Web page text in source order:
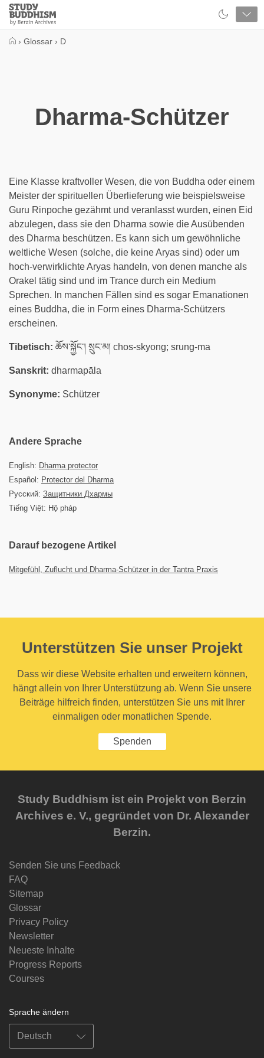
Close
Study
Buddhism
› Glossar › D
Dharma-Schützer
Eine Klasse kraftvoller Wesen, die von Buddha oder einem
Meister der spirituellen Überlieferung wie beispielsweise
Guru Rinpoche gezähmt und veranlasst wurden, einen Eid
abzulegen, dass sie den Dharma sowie die Ausübenden
des Dharma beschützen. Es kann sich um gewöhnliche
weltliche Wesen (solche, die keine Aryas sind) oder um
hoch-verwirklichte Aryas handeln, von denen manche als
Orakel tätig sind und im Trance durch ein Medium
Sprechen. In manchen Fällen sind es sogar Emanationen
eines Buddha, die in Form eines Dharma-Schützers
erscheinen.
Tibetisch: ཆོས་སྐྱོང་། སྲུང་མ། chos-skyong; srung-ma
Sanskrit: dharmapāla
Synonyme: Schützer
Andere Sprache
English: Dharma protector
Español: Protector del Dharma
Русский: Защитники Дхармы
Tiếng Việt: Hộ pháp
Darauf bezogene Artikel
Mitgefühl, Zuflucht und Dharma-Schützer in der Tantra Praxis
Unterstützen Sie unser Projekt
Dass wir diese Website erhalten und erweitern können,
hängt allein von Ihrer Unterstützung ab. Wenn Sie unsere
Beiträge hilfreich finden, unterstützen Sie uns mit Ihrer
einmaligen oder monatlichen Spende.
Spenden
Study Buddhism ist ein Projekt von Berzin
Archives e. V., gegründet von Dr. Alexander
Berzin.
Senden Sie uns Feedback
FAQ
Sitemap
Glossar
Privacy Policy
Newsletter
Neueste Inhalte
Progress Reports
Courses
Sprache ändern